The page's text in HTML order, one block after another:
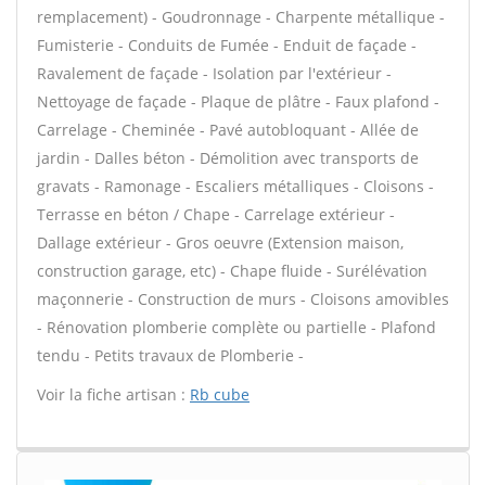
remplacement) - Goudronnage - Charpente métallique -
Fumisterie - Conduits de Fumée - Enduit de façade -
Ravalement de façade - Isolation par l'extérieur -
Nettoyage de façade - Plaque de plâtre - Faux plafond -
Carrelage - Cheminée - Pavé autobloquant - Allée de
jardin - Dalles béton - Démolition avec transports de
gravats - Ramonage - Escaliers métalliques - Cloisons -
Terrasse en béton / Chape - Carrelage extérieur -
Dallage extérieur - Gros oeuvre (Extension maison,
construction garage, etc) - Chape fluide - Surélévation
maçonnerie - Construction de murs - Cloisons amovibles
- Rénovation plomberie complète ou partielle - Plafond
tendu - Petits travaux de Plomberie -
Voir la fiche artisan : Rb cube